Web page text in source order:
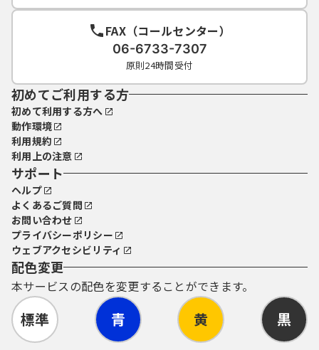
FAX（コールセンター）
06-6733-7307
原則24時間受付
初めてご利用する方
初めて利用する方へ
動作環境
利用規約
利用上の注意
サポート
ヘルプ
よくあるご質問
お問い合わせ
プライバシーポリシー
ウェブアクセシビリティ
配色変更
本サービスの配色を変更することができます。
標準 青 黄 黒